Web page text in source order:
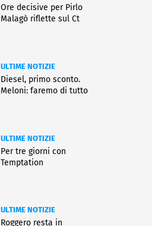
Ore decisive per Pirlo
Malagò riflette sul Ct
ULTIME NOTIZIE
Diesel, primo sconto.
Meloni: faremo di tutto
ULTIME NOTIZIE
Per tre giorni con
Temptation
ULTIME NOTIZIE
Roggero resta in